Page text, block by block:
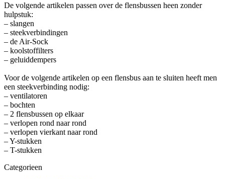
De volgende artikelen passen over de flensbussen heen zonder
hulpstuk:
– slangen
– steekverbindingen
– de Air-Sock
– koolstoffilters
– geluiddempers
Voor de volgende artikelen op een flensbus aan te sluiten heeft men
een steekverbinding nodig:
– ventilatoren
– bochten
– 2 flensbussen op elkaar
– verlopen rond naar rond
– verlopen vierkant naar rond
– Y-stukken
– T-stukken
Categorieen